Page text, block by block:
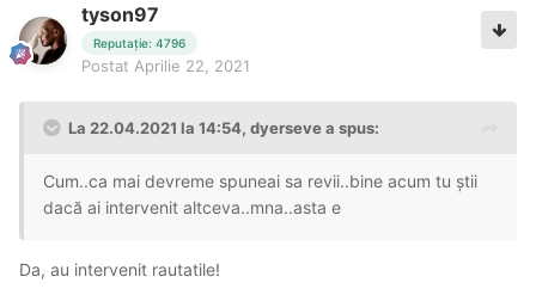
tyson97
Reputație: 4796
Postat Aprilie 22, 2021
La 22.04.2021 la 14:54, dyersevea spus:
Cum..ca mai devreme spuneai sa revii..bine acum tu știi
dacă ai intervenit altceva..mna..asta e
Da, au intervenit rautatile!